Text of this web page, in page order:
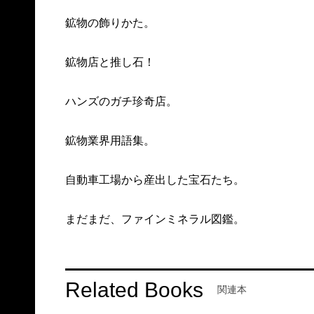
鉱物の飾りかた。
鉱物店と推し石！
ハンズのガチ珍奇店。
鉱物業界用語集。
自動車工場から産出した宝石たち。
まだまだ、ファインミネラル図鑑。
Related Books 関連本